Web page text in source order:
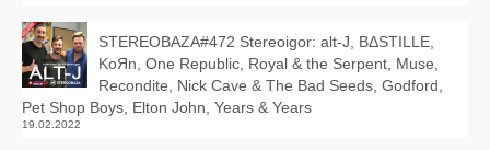
STEREOBAZA#472 Stereoigor: alt‑J, BΔSTILLE,
KoЯn, One Republic, Royal & the Serpent, Muse,
Recondite, Nick Cave & The Bad Seeds, Godford,
Pet Shop Boys, Elton John, Years & Years
19.02.2022